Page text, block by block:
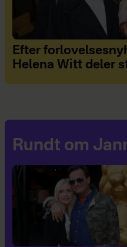
Efter
Helena Witt deler
Rundt om